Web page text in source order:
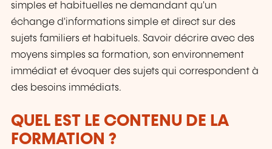
simples et habituelles ne demandant qu'un
échange d'informations simple et direct sur des
sujets familiers et habituels. Savoir décrire avec des
moyens simples sa formation, son environnement
immédiat et évoquer des sujets qui correspondent à
des besoins immédiats.
QUEL EST LE CONTENU DE LA
FORMATION ?